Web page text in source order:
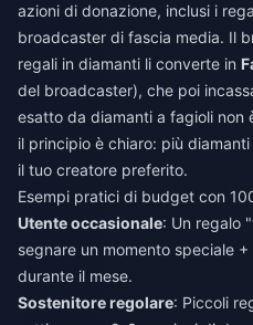
azioni di donazione, inclusi i
broadcaster di fascia media. Il
regali in diamanti li converte in
del broadcaster), che poi
esatto da diamanti a fagioli non
il principio è chiaro: più
il tuo creatore preferito.
Esempi pratici di budget con
Utente occasionale: Un regalo
segnare un momento speciale
durante il mese.
Sostenitore regolare: Piccoli